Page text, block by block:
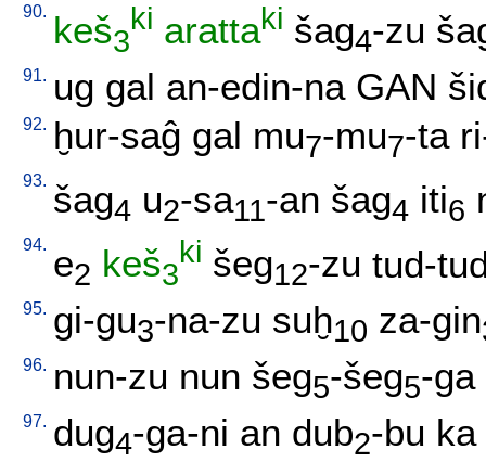
90. keš3
ki arattaki šag4-zu
91. ug gal an-edin-na GAN
92. ḫur-saĝ gal mu7-mu7-ta
93. šag4 u2-sa11-an šag4 iti6
94. e2 keš3
ki šeg12-zu tud-
95. gi-gu3-na-zu suḫ10 za-gin
96. nun-zu nun šeg5-šeg5-ga
97. dug4-ga-ni an dub2-bu ka